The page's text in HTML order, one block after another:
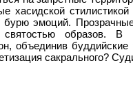
хасидской
эмоций. Прозрачные
образов.
объединив
сакрального?